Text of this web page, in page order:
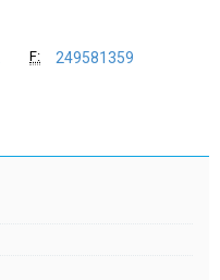
F: 249581359